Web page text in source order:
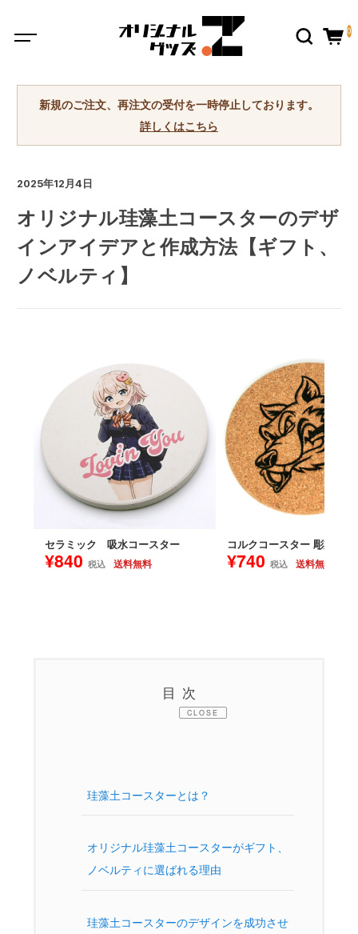
0
新規のご注文、再注文の受付を一時停止しております。
詳しくはこちら
2025年12月4日
オリジナル珪藻土コースターのデザ
インアイデアと作成方法【ギフト、
ノベルティ】
セラミック 吸水コースター
¥840 税込 送料無料
コルクコースター 彫刻
¥740 税込 送料無料
目次
CLOSE
珪藻土コースターとは？
オリジナル珪藻土コースターがギフト、
ノベルティに選ばれる理由
珪藻土コースターのデザインを成功させ